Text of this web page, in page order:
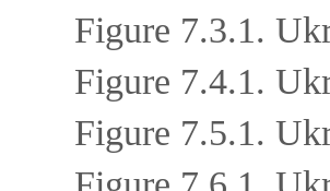
Figure 7.3.1.
Figure 7.4.1.
Figure 7.5.1.